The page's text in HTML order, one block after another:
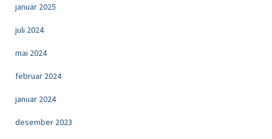
januar 2025
juli 2024
mai 2024
februar 2024
januar 2024
desember 2023